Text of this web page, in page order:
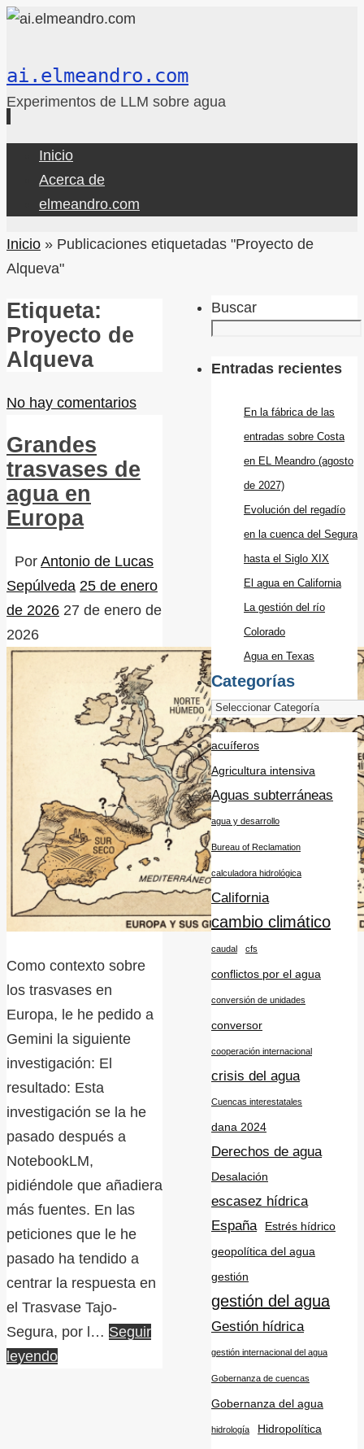
ai.elmeandro.com
Experimentos de LLM sobre agua
contenido
Inicio
Acerca de
elmeandro.com
Inicio » Publicaciones etiquetadas "Proyecto de
Alqueva"
Etiqueta:
Proyecto de
Alqueva
No hay comentarios
Grandes
trasvases de
agua en
Europa
Por Antonio de Lucas
Sepúlveda 25 de enero
de 2026 27 de enero de
2026
Como contexto sobre
los trasvases en
Europa, le he pedido a
Gemini la siguiente
investigación: El
resultado: Esta
investigación se la he
pasado después a
NotebookLM,
pidiéndole que añadiera
más fuentes. En las
peticiones que le he
pasado ha tendido a
centrar la respuesta en
el Trasvase Tajo-
Segura, por l… Seguir
leyendo
Buscar
Entradas recientes
En la fábrica de las
entradas sobre Costa
en EL Meandro (agosto
de 2027)
Evolución del regadío
en la cuenca del Segura
hasta el Siglo XIX
El agua en California
La gestión del río
Colorado
Agua en Texas
Categorías
acuíferos
Agricultura intensiva
Aguas subterráneas
agua y desarrollo
Bureau of Reclamation
calculadora hidrológica
California
cambio climático
caudal cfs
conflictos por el agua
conversión de unidades
conversor
cooperación internacional
crisis del agua
Cuencas interestatales
dana 2024
Derechos de agua
Desalación
escasez hídrica
España
Estrés hídrico
geopolítica del agua
gestión
gestión del agua
Gestión hídrica
gestión internacional del agua
Gobernanza de cuencas
Gobernanza del agua
hidrología Hidropolítica